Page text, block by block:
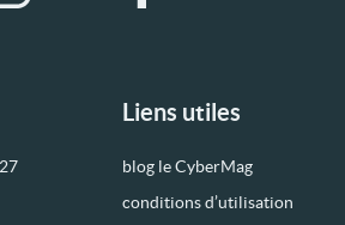
Liens utiles
blog le CyberMag
conditions d’utilisation